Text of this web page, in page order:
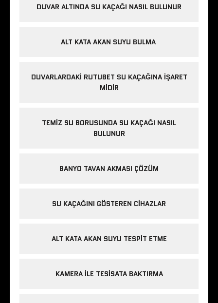
DUVAR ALTINDA SU KAÇAĞI NASIL BULUNUR
ALT KATA AKAN SUYU BULMA
DUVARLARDAKI RUTUBET SU KAÇAĞINA İŞARET
MIDIR
TEMIZ SU BORUSUNDA SU KAÇAĞI NASIL
BULUNUR
BANYO TAVAN AKMASI ÇÖZÜM
SU KAÇAĞINI GÖSTEREN CIHAZLAR
ALT KATA AKAN SUYU TESPIT ETME
KAMERA ILE TESISATA BAKTIRMA